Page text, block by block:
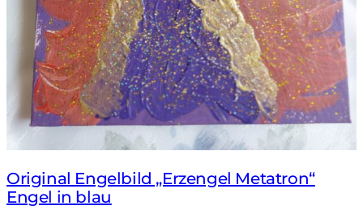
Original Engelbild „Erzengel Metatron“
Engel in blau